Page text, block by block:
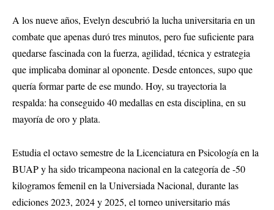
A los nueve años, Evelyn descubrió la lucha universitaria en un
combate que apenas duró tres minutos, pero fue suficiente para
quedarse fascinada con la fuerza, agilidad, técnica y estrategia
que implicaba dominar al oponente. Desde entonces, supo que
quería formar parte de ese mundo. Hoy, su trayectoria la
respalda: ha conseguido 40 medallas en esta disciplina, en su
mayoría de oro y plata.
Estudia el octavo semestre de la Licenciatura en Psicología en la
BUAP y ha sido tricampeona nacional en la categoría de -50
kilogramos femenil en la Universiada Nacional, durante las
ediciones 2023, 2024 y 2025, el torneo universitario más